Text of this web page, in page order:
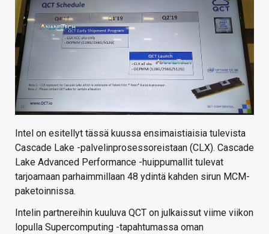
HAKU
Intel on esitellyt tässä kuussa ensimaistiaisia tulevista
Cascade Lake -palvelinprosessoreistaan (CLX). Cascade
Lake Advanced Performance -huippumallit tulevat
tarjoamaan parhaimmillaan 48 ydintä kahden sirun MCM-
paketoinnissa.
Intelin partnereihin kuuluva QCT on julkaissut viime viikon
lopulla Supercomputing -tapahtumassa oman